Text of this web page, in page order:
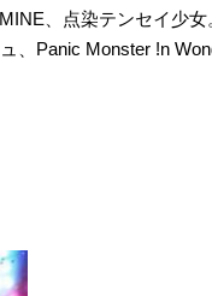
、点染テンセイ少
、Panic Monster !n